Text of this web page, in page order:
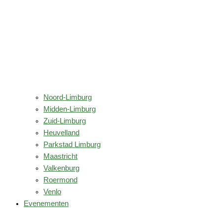
Noord-Limburg
Midden-Limburg
Zuid-Limburg
Heuvelland
Parkstad Limburg
Maastricht
Valkenburg
Roermond
Venlo
Evenementen